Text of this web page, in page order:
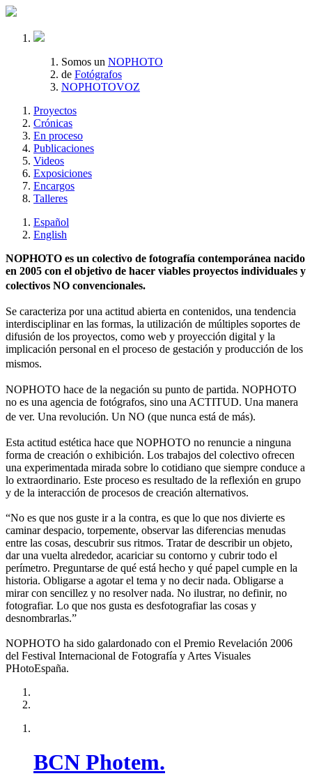
Somos un NOPHOTO
de Fotógrafos
NOPHOTOVOZ
Proyectos
Crónicas
En proceso
Publicaciones
Videos
Exposiciones
Encargos
Talleres
Español
English
NOPHOTO es un colectivo de fotografía contemporánea nacido
en 2005 con el objetivo de hacer viables proyectos individuales y
colectivos NO convencionales.
Se caracteriza por una actitud abierta en contenidos, una tendencia
interdisciplinar en las formas, la utilización de múltiples soportes de
difusión de los proyectos, como web y proyección digital y la
implicación personal en el proceso de gestación y producción de los
mismos.
NOPHOTO hace de la negación su punto de partida. NOPHOTO
no es una agencia de fotógrafos, sino una ACTITUD. Una manera
de ver. Una revolución. Un NO (que nunca está de más).
Esta actitud estética hace que NOPHOTO no renuncie a ninguna
forma de creación o exhibición. Los trabajos del colectivo ofrecen
una experimentada mirada sobre lo cotidiano que siempre conduce a
lo extraordinario. Este proceso es resultado de la reflexión en grupo
y de la interacción de procesos de creación alternativos.
“No es que nos guste ir a la contra, es que lo que nos divierte es
caminar despacio, torpemente, observar las diferencias menudas
entre las cosas, descubrir sus ritmos. Tratar de describir un objeto,
dar una vuelta alrededor, acariciar su contorno y cubrir todo el
perímetro. Preguntarse de qué está hecho y qué papel cumple en la
historia. Obligarse a agotar el tema y no decir nada. Obligarse a
mirar con sencillez y no resolver nada. No ilustrar, no definir, no
fotografiar. Lo que nos gusta es desfotografiar las cosas y
desnombrarlas.”
NOPHOTO ha sido galardonado con el Premio Revelación 2006
del Festival Internacional de Fotografía y Artes Visuales
PHotoEspaña.
BCN Photem.